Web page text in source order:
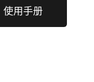
使用手册